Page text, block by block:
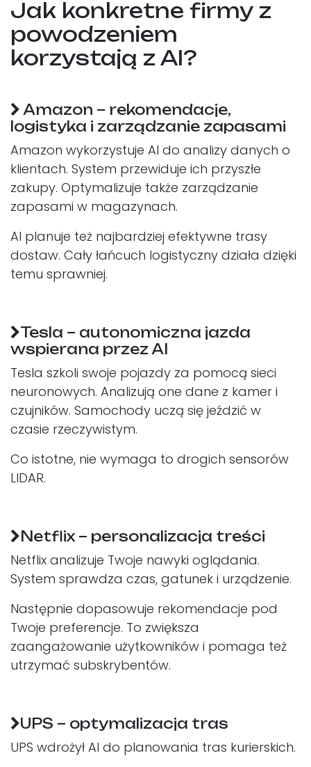
Jak konkretne firmy z
powodzeniem
korzystają z AI?
Amazon – rekomendacje,
logistyka i zarządzanie zapasami
Amazon wykorzystuje AI do analizy danych o
klientach. System przewiduje ich przyszłe
zakupy. Optymalizuje także zarządzanie
zapasami w magazynach.
AI planuje też najbardziej efektywne trasy
dostaw. Cały łańcuch logistyczny działa dzięki
temu sprawniej.
Tesla – autonomiczna jazda
wspierana przez AI
Tesla szkoli swoje pojazdy za pomocą sieci
neuronowych. Analizują one dane z kamer i
czujników. Samochody uczą się jeździć w
czasie rzeczywistym.
Co istotne, nie wymaga to drogich sensorów
LIDAR.
Netflix – personalizacja treści
Netflix analizuje Twoje nawyki oglądania.
System sprawdza czas, gatunek i urządzenie.
Następnie dopasowuje rekomendacje pod
Twoje preferencje. To zwiększa
zaangażowanie użytkowników i pomaga też
utrzymać subskrybentów.
UPS – optymalizacja tras
UPS wdrożył AI do planowania tras kurierskich.